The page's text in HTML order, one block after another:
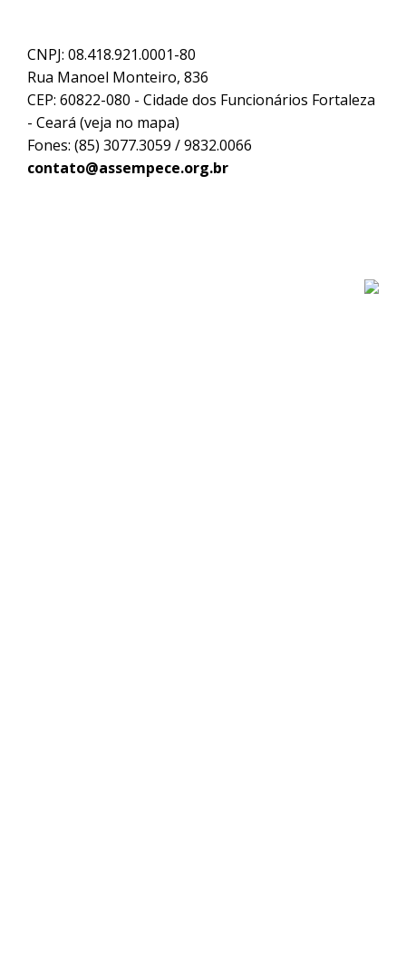
CNPJ: 08.418.921.0001-80
Rua Manoel Monteiro, 836
CEP: 60822-080 - Cidade dos Funcionários Fortaleza
- Ceará (veja no mapa)
Fones: (85) 3077.3059 / 9832.0066
contato@assempece.org.br